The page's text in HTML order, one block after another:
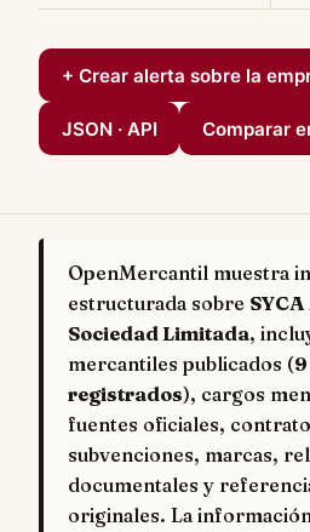
+ Crear alerta sobre la
JSON · API Comparar
OpenMercantil muestra
estructurada sobre
Sociedad Limitada,
mercantiles publicados (
registrados), cargos
fuentes oficiales,
subvenciones, marcas,
documentales y
originales. La